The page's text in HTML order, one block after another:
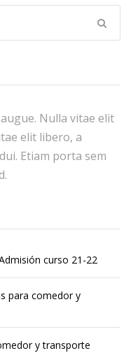
Nulla vitae elit
elit libero, a
Etiam porta sem
curso 21-22
para comedor y
y transporte